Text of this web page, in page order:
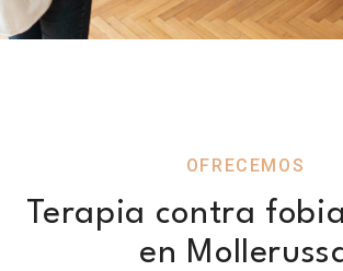
OFRECEMOS
Terapia contra
en